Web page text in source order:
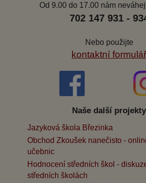
Od 9.00 do 17.00 nám
702 147 931 -
Nebo použijte
kontaktní formulář
Naše další projekty
Jazyková škola Březinka
Obchod Zkoušek nanečisto -
učebnic
Hodnocení středních škol -
středních školách